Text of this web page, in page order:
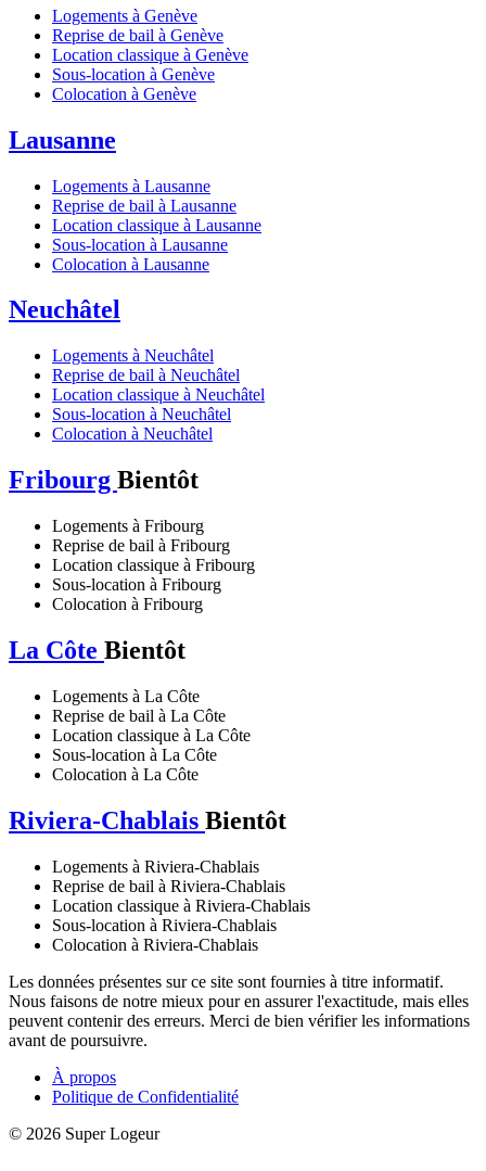
Logements à Genève
Reprise de bail à Genève
Location classique à Genève
Sous-location à Genève
Colocation à Genève
Lausanne
Logements à Lausanne
Reprise de bail à Lausanne
Location classique à Lausanne
Sous-location à Lausanne
Colocation à Lausanne
Neuchâtel
Logements à Neuchâtel
Reprise de bail à Neuchâtel
Location classique à Neuchâtel
Sous-location à Neuchâtel
Colocation à Neuchâtel
Fribourg Bientôt
Logements à Fribourg
Reprise de bail à Fribourg
Location classique à Fribourg
Sous-location à Fribourg
Colocation à Fribourg
La Côte Bientôt
Logements à La Côte
Reprise de bail à La Côte
Location classique à La Côte
Sous-location à La Côte
Colocation à La Côte
Riviera-Chablais Bientôt
Logements à Riviera-Chablais
Reprise de bail à Riviera-Chablais
Location classique à Riviera-Chablais
Sous-location à Riviera-Chablais
Colocation à Riviera-Chablais
Les données présentes sur ce site sont fournies à titre informatif.
Nous faisons de notre mieux pour en assurer l'exactitude, mais elles
peuvent contenir des erreurs. Merci de bien vérifier les informations
avant de poursuivre.
À propos
Politique de Confidentialité
© 2026 Super Logeur